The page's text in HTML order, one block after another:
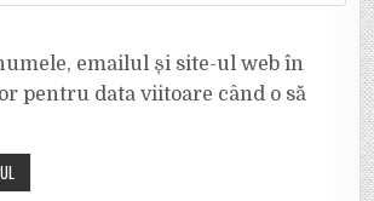
emailul și site-ul web în
pentru data viitoare când o să